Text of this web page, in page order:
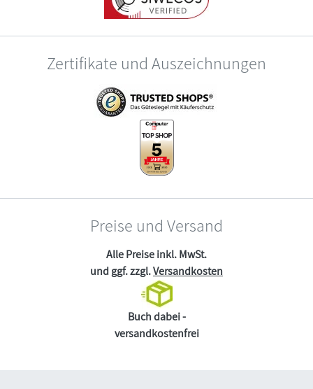
Zertifikate und Auszeichnungen
Preise und Versand
Alle Preise inkl. MwSt.
und ggf. zzgl.Versandkosten
Buch dabei -
versandkostenfrei